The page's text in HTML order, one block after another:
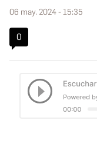
06 may. 2024 - 15:35
0